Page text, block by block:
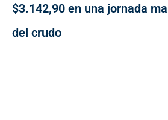
$3.142,90 en una jornada
del crudo